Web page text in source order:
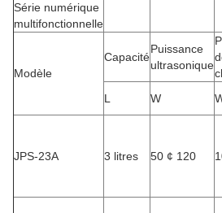
Série numérique
multifonctionnelle
Modèle
Capacité
Puissance
ultrasonique
L
W
JPS-23A 3 litres 50 ¢ 120